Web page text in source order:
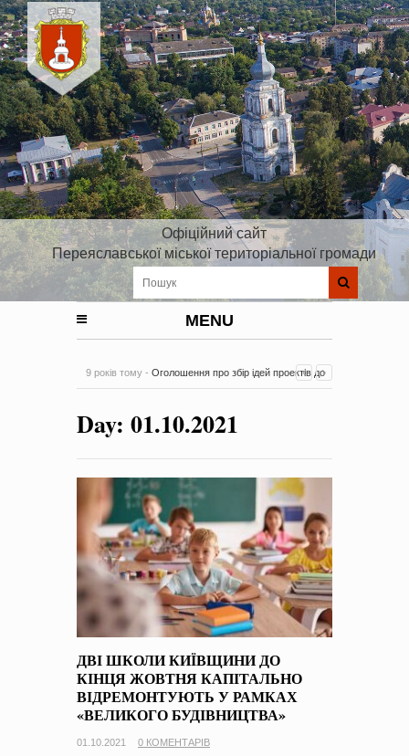
Офіційний сайт
Переяславської міської територіальної громади
MENU
9 років тому - Оголошення про збір ідей проектів до
на період 2018 – 2020 роки Оголошення про збір ідей
проектів
0 Коментарів
Day: 01.10.2021
ДВІ ШКОЛИ КИЇВЩИНИ ДО
КІНЦЯ ЖОВТНЯ КАПІТАЛЬНО
ВІДРЕМОНТУЮТЬ У РАМКАХ
«ВЕЛИКОГО БУДІВНИЦТВА»
01.10.2021 0 КОМЕНТАРІВ